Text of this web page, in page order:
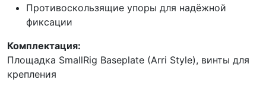
Противоскользящие упоры для надёжной
фиксации
Комплектация:
Площадка SmallRig Baseplate (Arri Style), винты для
крепления